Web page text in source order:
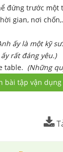
đứng trước
gian, nơi
ấy là một kỹ
ấy rất đáng yêu.)
table. (Những
bài tập vận